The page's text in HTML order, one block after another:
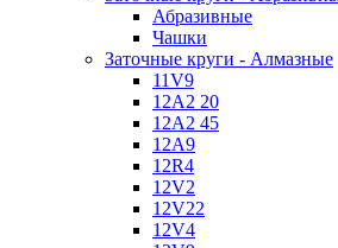
Абразивные
Чашки
Заточные круги - Алмазные
11V9
12A2 20
12A2 45
12A9
12R4
12V2
12V22
12V4